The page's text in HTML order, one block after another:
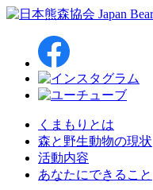
くまもりとは
森と野生動物の現状
活動内容
あなたにできること